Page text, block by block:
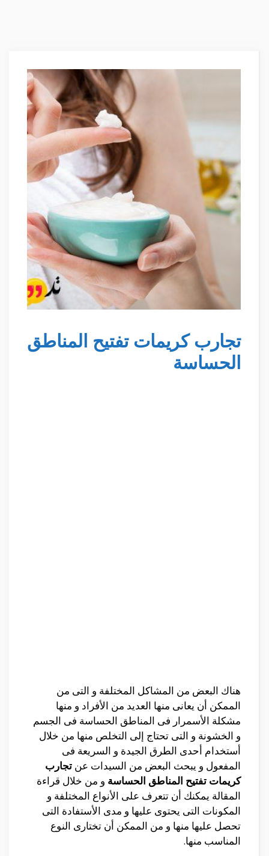
تجارب كريمات تفتيح المناطق
الحساسة
هناك البعض من المشاكل المختلفة و التى من
الممكن أن يعانى منها العديد من الأفراد و منها
مشكلة الأسمرار فى المناطق الحساسة فى الجسم
و الخشونة و التى تحتاج إلى التخلص منها من خلال
أستخدام أحدى الطرق الجيدة و السريعة فى
المفعول و يبحث البعض من السيدات عن تجارب
كريمات تفتيح المناطق الحساسة و من خلال قراءة
المقالة يمكنك أن تتعرف على الأنواع المختلفة و
المكونات التى يحتوى عليها و مدى الأستفادة التى
تحصل عليها منها و من الممكن أن تختارى النوع
المناسب منها.